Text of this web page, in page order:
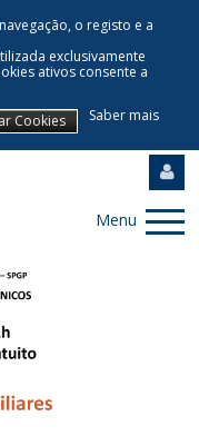
o registo e a
exclusivamente
ativos consente a
Saber mais
Cookies
Menu